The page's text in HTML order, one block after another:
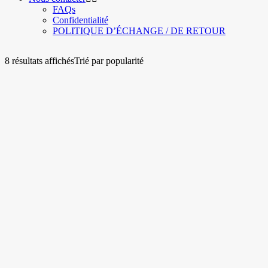
FAQs
Confidentialité
POLITIQUE D’ÉCHANGE / DE RETOUR
8 résultats affichésTrié par popularité